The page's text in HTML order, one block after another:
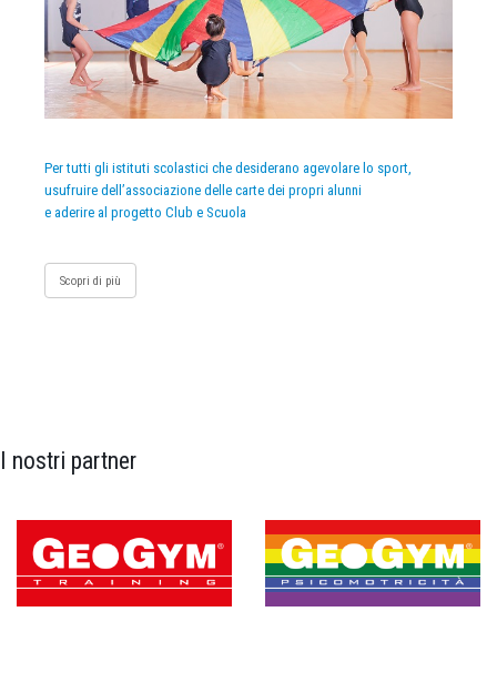
Per tutti gli istituti scolastici che desiderano agevolare lo sport,
usufruire dell’associazione delle carte dei propri alunni
e aderire al progetto Club e Scuola
Scopri di più
I nostri partner